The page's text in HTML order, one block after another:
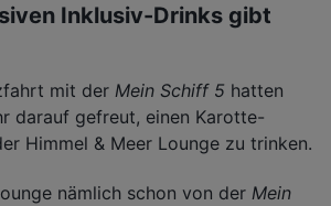
Inklusiv-Drinks gibt
mit der Mein Schiff 5 hatten
darauf gefreut, einen Karotte-
Himmel & Meer Lounge zu trinken.
nämlich schon von der Mein